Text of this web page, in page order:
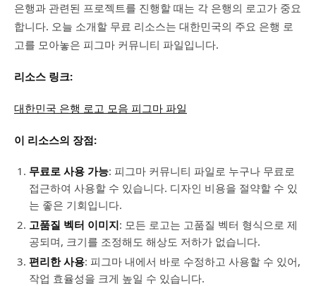
은행과 관련된 프로젝트를 진행할 때는 각 은행의 로고가 중요
합니다. 오늘 소개할 무료 리소스는 대한민국의 주요 은행 로
고를 모아놓은 피그마 커뮤니티 파일입니다.
리소스 링크:
대한민국 은행 로고 모음 피그마 파일
이 리소스의 장점:
무료로 사용 가능: 피그마 커뮤니티 파일로 누구나 무료로
접근하여 사용할 수 있습니다. 디자인 비용을 절약할 수 있
는 좋은 기회입니다.
고품질 벡터 이미지: 모든 로고는 고품질 벡터 형식으로 제
공되며, 크기를 조정해도 해상도 저하가 없습니다.
편리한 사용: 피그마 내에서 바로 수정하고 사용할 수 있어,
작업 효율성을 크게 높일 수 있습니다.